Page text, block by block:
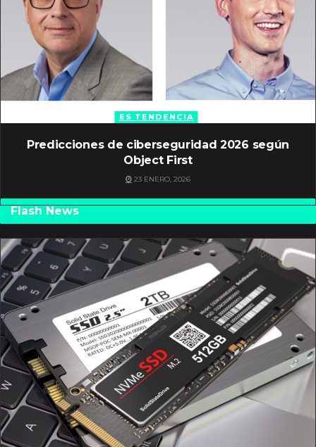
ES TENDENCIA
Predicciones de ciberseguridad 2026 según
Object First
23 ENERO, 2026
Flash News